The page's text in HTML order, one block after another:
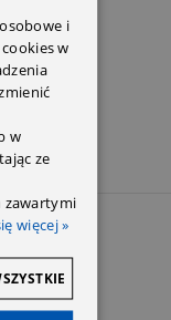
i
w
w
ze
zawartymi
więcej »